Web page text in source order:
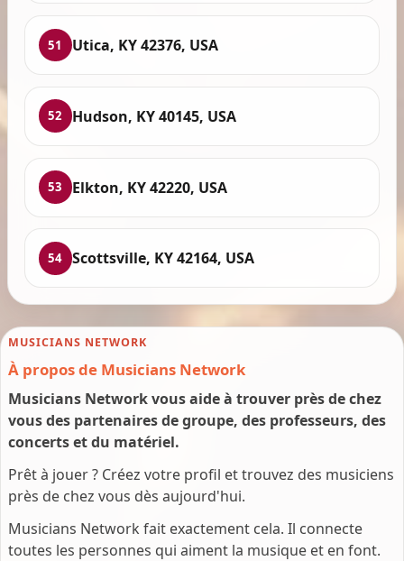
51 Utica, KY 42376, USA
52 Hudson, KY 40145, USA
53 Elkton, KY 42220, USA
54 Scottsville, KY 42164, USA
MUSICIANS NETWORK
À propos de Musicians Network
Musicians Network vous aide à trouver près de chez
vous des partenaires de groupe, des professeurs, des
concerts et du matériel.
Prêt à jouer ? Créez votre profil et trouvez des musiciens
près de chez vous dès aujourd'hui.
Musicians Network fait exactement cela. Il connecte
toutes les personnes qui aiment la musique et en font.